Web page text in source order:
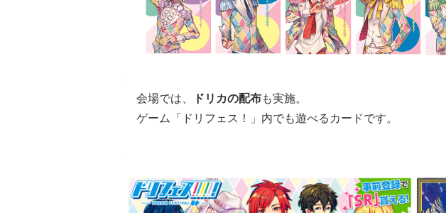
会場では、 ドリカの配布も実施。
ゲーム「ドリフェス！」内でも遊べるカードです。